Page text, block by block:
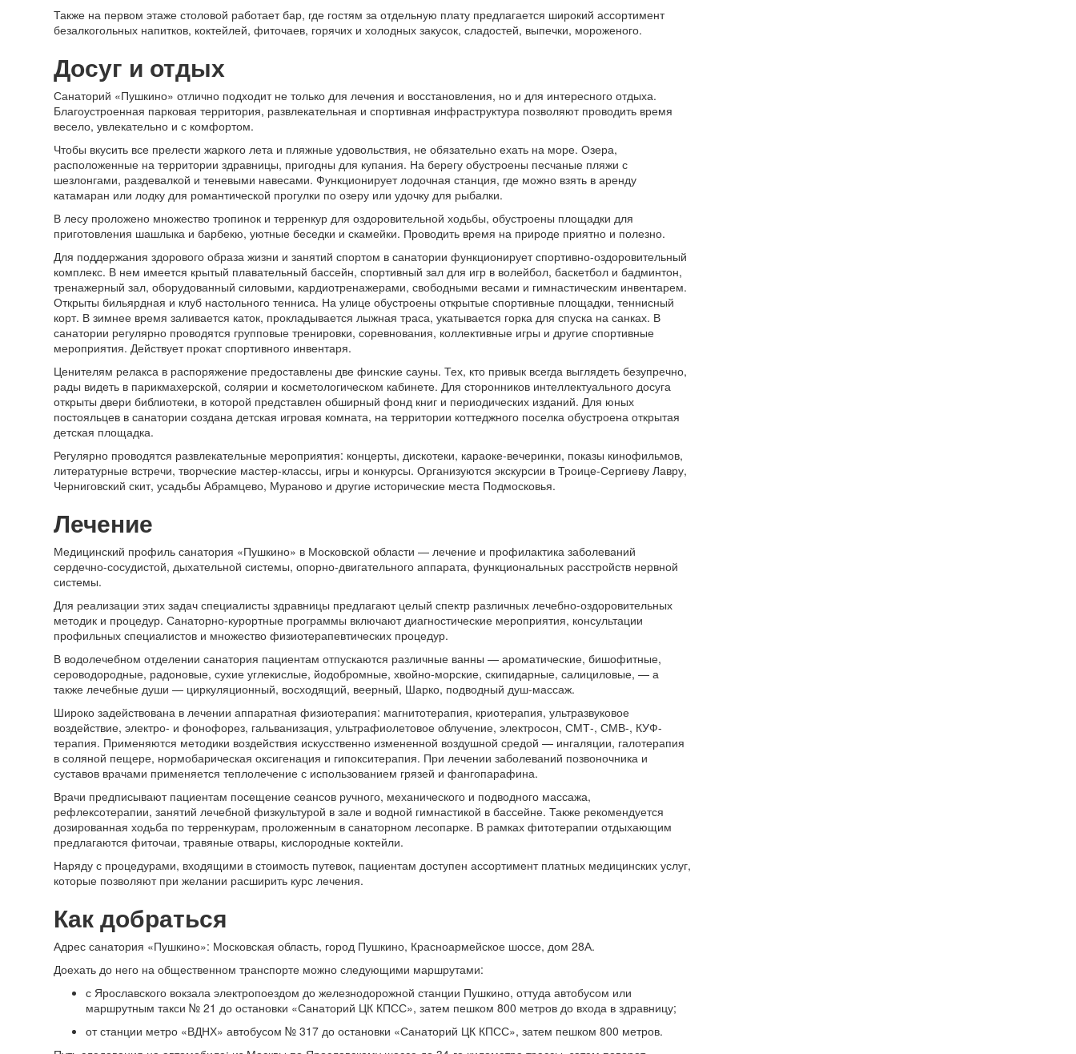
Также на первом этаже столовой работает бар, где гостям за отдельную плату предлагается широкий ассортимент
безалкогольных напитков, коктейлей, фиточаев, горячих и холодных закусок, сладостей, выпечки, мороженого.
Досуг и отдых
Санаторий «Пушкино» отлично подходит не только для лечения и восстановления, но и для интересного отдыха.
Благоустроенная парковая территория, развлекательная и спортивная инфраструктура позволяют проводить время
весело, увлекательно и с комфортом.
Чтобы вкусить все прелести жаркого лета и пляжные удовольствия, не обязательно ехать на море. Озера,
расположенные на территории здравницы, пригодны для купания. На берегу обустроены песчаные пляжи с
шезлонгами, раздевалкой и теневыми навесами. Функционирует лодочная станция, где можно взять в аренду
катамаран или лодку для романтической прогулки по озеру или удочку для рыбалки.
В лесу проложено множество тропинок и терренкур для оздоровительной ходьбы, обустроены площадки для
приготовления шашлыка и барбекю, уютные беседки и скамейки. Проводить время на природе приятно и полезно.
Для поддержания здорового образа жизни и занятий спортом в санатории функционирует спортивно-оздоровительный
комплекс. В нем имеется крытый плавательный бассейн, спортивный зал для игр в волейбол, баскетбол и бадминтон,
тренажерный зал, оборудованный силовыми, кардиотренажерами, свободными весами и гимнастическим инвентарем.
Открыты бильярдная и клуб настольного тенниса. На улице обустроены открытые спортивные площадки, теннисный
корт. В зимнее время заливается каток, прокладывается лыжная траса, укатывается горка для спуска на санках. В
санатории регулярно проводятся групповые тренировки, соревнования, коллективные игры и другие спортивные
мероприятия. Действует прокат спортивного инвентаря.
Ценителям релакса в распоряжение предоставлены две финские сауны. Тех, кто привык всегда выглядеть безупречно,
рады видеть в парикмахерской, солярии и косметологическом кабинете. Для сторонников интеллектуального досуга
открыты двери библиотеки, в которой представлен обширный фонд книг и периодических изданий. Для юных
постояльцев в санатории создана детская игровая комната, на территории коттеджного поселка обустроена открытая
детская площадка.
Регулярно проводятся развлекательные мероприятия: концерты, дискотеки, караоке-вечеринки, показы кинофильмов,
литературные встречи, творческие мастер-классы, игры и конкурсы. Организуются экскурсии в Троице-Сергиеву Лавру,
Черниговский скит, усадьбы Абрамцево, Мураново и другие исторические места Подмосковья.
Лечение
Медицинский профиль санатория «Пушкино» в Московской области — лечение и профилактика заболеваний
сердечно-сосудистой, дыхательной системы, опорно-двигательного аппарата, функциональных расстройств нервной
системы.
Для реализации этих задач специалисты здравницы предлагают целый спектр различных лечебно-оздоровительных
методик и процедур. Санаторно-курортные программы включают диагностические мероприятия, консультации
профильных специалистов и множество физиотерапевтических процедур.
В водолечебном отделении санатория пациентам отпускаются различные ванны — ароматические, бишофитные,
сероводородные, радоновые, сухие углекислые, йодобромные, хвойно-морские, скипидарные, салициловые, — а
также лечебные души — циркуляционный, восходящий, веерный, Шарко, подводный душ-массаж.
Широко задействована в лечении аппаратная физиотерапия: магнитотерапия, криотерапия, ультразвуковое
воздействие, электро- и фонофорез, гальванизация, ультрафиолетовое облучение, электросон, СМТ-, СМВ-, КУФ-
терапия. Применяются методики воздействия искусственно измененной воздушной средой — ингаляции, галотерапия
в соляной пещере, нормобарическая оксигенация и гипокситерапия. При лечении заболеваний позвоночника и
суставов врачами применяется теплолечение с использованием грязей и фангопарафина.
Врачи предписывают пациентам посещение сеансов ручного, механического и подводного массажа,
рефлексотерапии, занятий лечебной физкультурой в зале и водной гимнастикой в бассейне. Также рекомендуется
дозированная ходьба по терренкурам, проложенным в санаторном лесопарке. В рамках фитотерапии отдыхающим
предлагаются фиточаи, травяные отвары, кислородные коктейли.
Наряду с процедурами, входящими в стоимость путевок, пациентам доступен ассортимент платных медицинских услуг,
которые позволяют при желании расширить курс лечения.
Как добраться
Адрес санатория «Пушкино»: Московская область, город Пушкино, Красноармейское шоссе, дом 28А.
Доехать до него на общественном транспорте можно следующими маршрутами:
с Ярославского вокзала электропоездом до железнодорожной станции Пушкино, оттуда автобусом или
маршрутным такси № 21 до остановки «Санаторий ЦК КПСС», затем пешком 800 метров до входа в здравницу;
от станции метро «ВДНХ» автобусом № 317 до остановки «Санаторий ЦК КПСС», затем пешком 800 метров.